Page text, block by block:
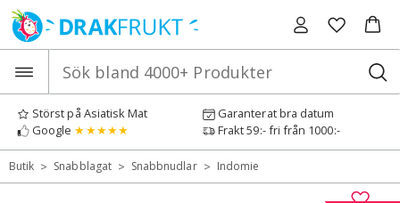
Hoppa
till
innehåll
Störst på Asiatisk Mat
Garanterat bra datum
Google ★★★★★ Frakt 59:- fri från 1000:-
Butik > Snabblagat > Snabbnudlar > Indomie